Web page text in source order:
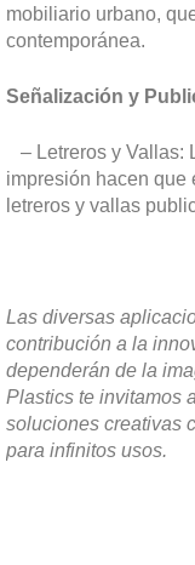
mobiliario urbano,
contemporánea.
Señalización y
– Letreros y Vallas:
impresión hacen
letreros y vallas
Las diversas
contribución a la
dependerán de la
Plastics te invitamos
soluciones creativas
para infinitos usos.